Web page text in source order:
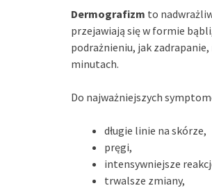
Dermografizm to
przejawiają się w formie
podrażnieniu, jak
minutach.
Do najważniejszych
długie linie na skórze,
pręgi,
intensywniejsze
trwalsze zmiany,